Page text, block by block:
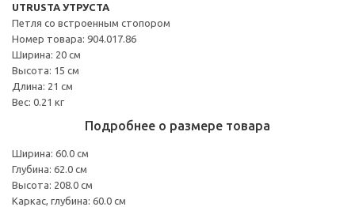
UTRUSTA УТРУСТА
Петля со встроенным стопором
Номер товара: 904.017.86
Ширина: 20 см
Высота: 15 см
Длина: 21 см
Вес: 0.21 кг
Подробнее о размере товара
Ширина: 60.0 см
Глубина: 62.0 см
Высота: 208.0 см
Каркас, глубина: 60.0 см